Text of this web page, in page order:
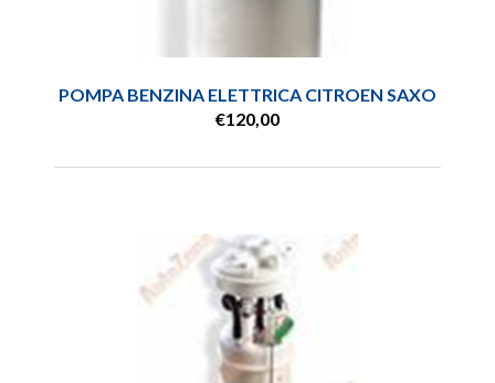
POMPA BENZINA ELETTRICA CITROEN SAXO
€120,00